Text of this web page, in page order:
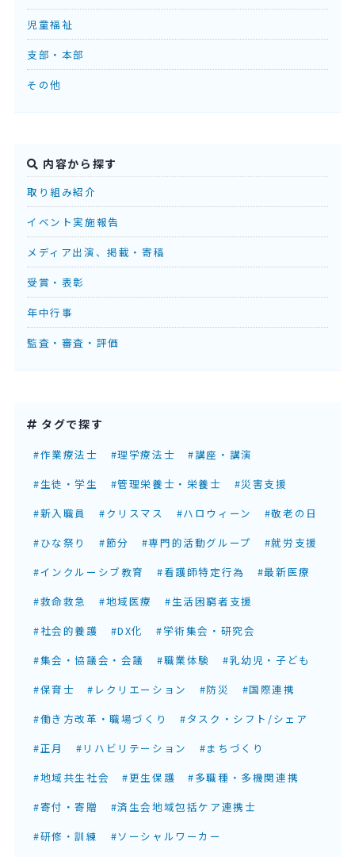
児童福祉
支部・本部
その他
内容から探す
取り組み紹介
イベント実施報告
メディア出演、掲載・寄稿
受賞・表彰
年中行事
監査・審査・評価
タグで探す
#作業療法士 #理学療法士
#講座・講演
#生徒・学生
#管理栄養士・栄養士
#災害支援
#新入職員
#クリスマス #ハロウィーン
#敬老の日
#ひな祭り
#節分 #専門的活動グループ
#就労支援
#インクルーシブ教育
#看護師特定行為
#最新医療
#救命救急
#地域医療
#生活困窮者支援
#社会的養護
#DX化
#学術集会・研究会
#集会・協議会・会議
#職業体験
#乳幼児・子ども
#保育士
#レクリエーション #防災
#国際連携
#働き方改革・職場づくり
#タスク・シフト/シェア
#正月
#リハビリテーション
#まちづくり
#地域共生社会
#更生保護
#多職種・多機関連携
#寄付・寄贈
#済生会地域包括ケア連携士
#研修・訓練
#ソーシャルワーカー